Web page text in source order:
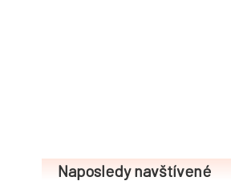
Naposledy navštívené